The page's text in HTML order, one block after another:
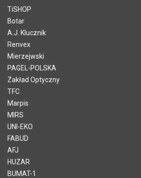
TiSHOP
Botar
A.J. Klucznik
Renvex
Mierzejwski
PAGEL-POLSKA
Zakład Optyczny
TFC
Marpis
MIRS
UNI-EKO
FABUD
AFJ
HUZAR
BUMAT-1